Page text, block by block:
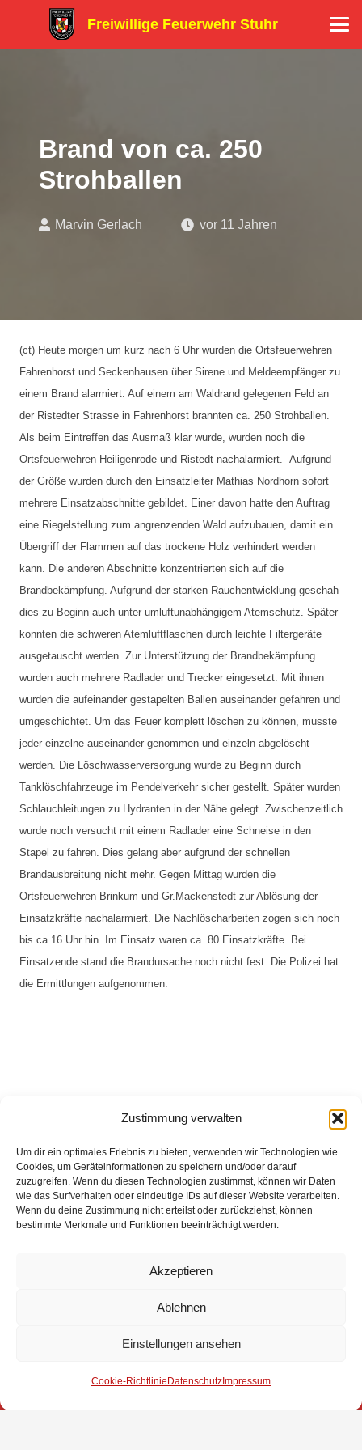
Zustimmung verwalten
Um dir ein optimales Erlebnis zu bieten, verwenden wir Technologien wie
Cookies, um Geräteinformationen zu speichern und/oder darauf
zuzugreifen. Wenn du diesen Technologien zustimmst, können wir Daten
wie das Surfverhalten oder eindeutige IDs auf dieser Website verarbeiten.
Wenn du deine Zustimmung nicht erteilst oder zurückziehst, können
bestimmte Merkmale und Funktionen beeinträchtigt werden.
Akzeptieren
Ablehnen
Einstellungen ansehen
Cookie-Richtlinie Datenschutz Impressum
Freiwillige Feuerwehr Stuhr
Brand von ca. 250
Strohballen
Marvin Gerlach vor 11 Jahren
(ct) Heute morgen um kurz nach 6 Uhr wurden die Ortsfeuerwehren
Fahrenhorst und Seckenhausen über Sirene und Meldeempfänger zu
einem Brand alarmiert. Auf einem am Waldrand gelegenen Feld an
der Ristedter Strasse in Fahrenhorst brannten ca. 250 Strohballen.
Als beim Eintreffen das Ausmaß klar wurde, wurden noch die
Ortsfeuerwehren Heiligenrode und Ristedt nachalarmiert. Aufgrund
der Größe wurden durch den Einsatzleiter Mathias Nordhorn sofort
mehrere Einsatzabschnitte gebildet. Einer davon hatte den Auftrag
eine Riegelstellung zum angrenzenden Wald aufzubauen, damit ein
Übergriff der Flammen auf das trockene Holz verhindert werden
kann. Die anderen Abschnitte konzentrierten sich auf die
Brandbekämpfung. Aufgrund der starken Rauchentwicklung geschah
dies zu Beginn auch unter umluftunabhängigem Atemschutz. Später
konnten die schweren Atemluftflaschen durch leichte Filtergeräte
ausgetauscht werden. Zur Unterstützung der Brandbekämpfung
wurden auch mehrere Radlader und Trecker eingesetzt. Mit ihnen
wurden die aufeinander gestapelten Ballen auseinander gefahren und
umgeschichtet. Um das Feuer komplett löschen zu können, musste
jeder einzelne auseinander genommen und einzeln abgelöscht
werden. Die Löschwasserversorgung wurde zu Beginn durch
Tanklöschfahrzeuge im Pendelverkehr sicher gestellt. Später wurden
Schlauchleitungen zu Hydranten in der Nähe gelegt. Zwischenzeitlich
wurde noch versucht mit einem Radlader eine Schneise in den
Stapel zu fahren. Dies gelang aber aufgrund der schnellen
Brandausbreitung nicht mehr. Gegen Mittag wurden die
Ortsfeuerwehren Brinkum und Gr.Mackenstedt zur Ablösung der
Einsatzkräfte nachalarmiert. Die Nachlöscharbeiten zogen sich noch
bis ca.16 Uhr hin. Im Einsatz waren ca. 80 Einsatzkräfte. Bei
Einsatzende stand die Brandursache noch nicht fest. Die Polizei hat
die Ermittlungen aufgenommen.
Eingesetzte Kräfte: Feuerwehr Brinkum +++ Feuerwehr
Feuerwehr Heiligenrode +++ Feuerwehr Seckenhausen
+++ Polizei +++ Feuerwehr Ristedt